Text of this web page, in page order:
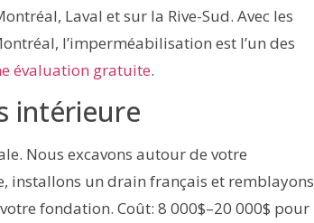
Laval et sur la Rive-Sud. Avec les
l’imperméabilisation est l’un des
évaluation gratuite.
intérieure
Nous excavons autour de votre
un drain français et remblayons
fondation. Coût: 8 000$–20 000$ pour